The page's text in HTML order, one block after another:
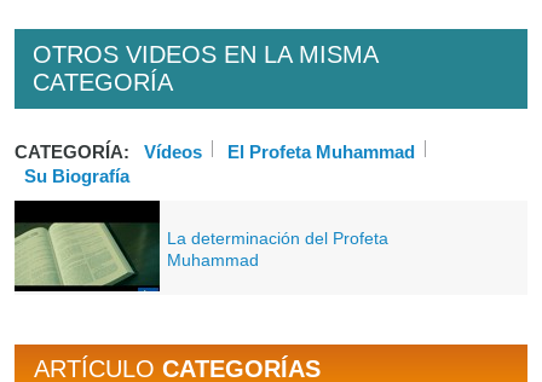
OTROS VIDEOS EN LA MISMA
CATEGORÍA
CATEGORÍA: Vídeos
El Profeta Muhammad
Su Biografía
La determinación del Profeta
Muhammad
ARTÍCULO CATEGORÍAS